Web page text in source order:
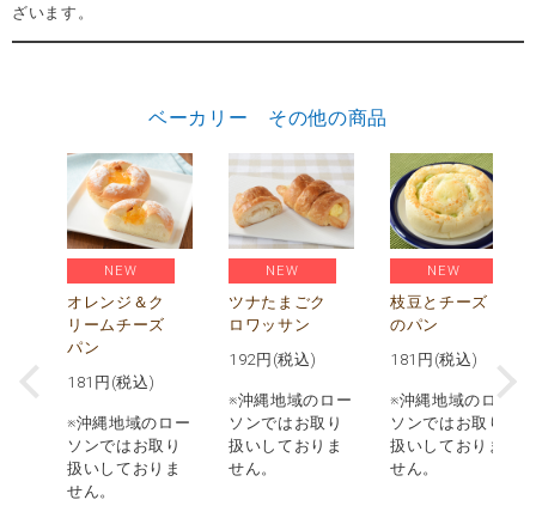
ざいます。
ベーカリー その他の商品
NEW
オレンジ＆ク
リームチーズ
パン
181 円(税込)
※沖縄地域のロー
ソンではお取り
扱いしておりま
せん。
NEW
ツナたまごク
ロワッサン
192 円(税込)
※沖縄地域のロー
ソンではお取り
扱いしておりま
せん。
NEW
枝豆とチーズ
のパン
181 円(税込)
※沖縄地域のロー
ソンではお取り
扱いしておりま
せん。